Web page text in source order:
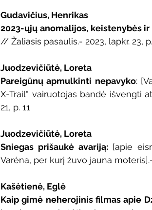
Gudavičius, Henrikas
2023-ųjų anomalijos, keistenybės ir
// Žaliasis pasaulis.- 2023, lapkr. 23,
Juodzevičiūtė, Loreta
Pareigūnų apmulkinti nepavyko:
X-Trail“ vairuotojas bandė išvengti
21, p. 11
Juodzevičiūtė, Loreta
Sniegas prišaukė avariją: [apie
Varėna, per kurį žuvo jauna
Kašėtienė, Eglė
Kaip gimė neherojinis filmas apie